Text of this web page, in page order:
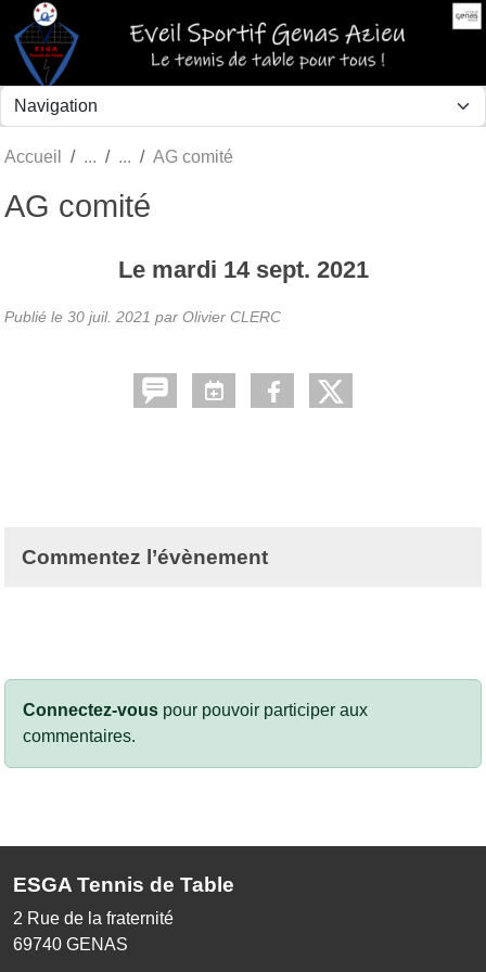
Accueil AG comité
AG comité
Le mardi 14 sept. 2021
Publié le 30 juil. 2021 par Olivier CLERC
Commentez l’évènement
Connectez-vous pour pouvoir participer aux
commentaires.
ESGA Tennis de Table
2 Rue de la fraternité
69740 GENAS
Panneau de gestion des cookies